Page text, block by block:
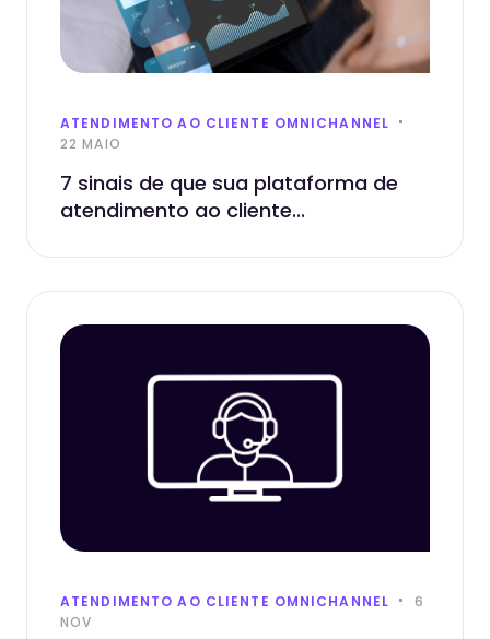
ATENDIMENTO AO CLIENTE OMNICHANNEL
22 MAIO
7 sinais de que sua plataforma de
atendimento ao cliente...
ATENDIMENTO AO CLIENTE OMNICHANNEL
6
NOV